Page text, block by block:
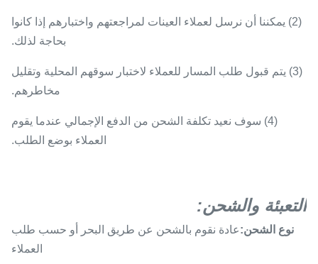
(2) يمكننا أن نرسل لعملاء العينات لمراجعتهم واختبارهم إذا كانوا
بحاجة لذلك.
(3) يتم قبول طلب المسار للعملاء لاختبار سوقهم المحلية وتقليل
مخاطرهم.
(4) سوف نعيد تكلفة الشحن من الدفع الإجمالي عندما يقوم
العملاء بوضع الطلب.
التعبئة والشحن:
نوع الشحن:عادة نقوم بالشحن عن طريق البحر أو حسب طلب
العملاء